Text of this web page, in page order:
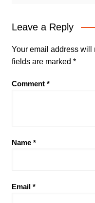
Leave a Reply
Your email address will
fields are marked *
Comment *
Name *
Email *